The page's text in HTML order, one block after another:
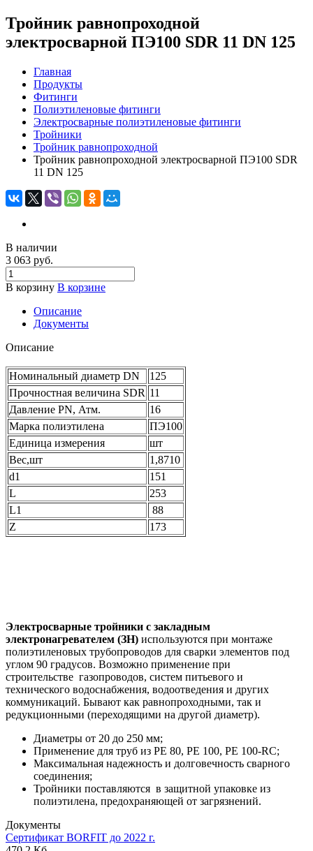
Тройник равнопроходной
электросварной ПЭ100 SDR 11 DN 125
Главная
Продукты
Фитинги
Полиэтиленовые фитинги
Электросварные полиэтиленовые фитинги
Тройники
Тройник равнопроходной
Тройник равнопроходной электросварной ПЭ100 SDR
11 DN 125
В наличии
3 063 руб.
В корзину В корзине
Описание
Документы
Описание
Номинальный диаметр DN
125
Прочностная величина SDR 11
Давление PN, Атм.
16
Марка полиэтилена
ПЭ100
Единица измерения
шт
Вес,шт
1,8710
d1
151
L
253
L1
88
Z
173
Электросварные тройники с закладным
электронагревателем (ЗН) используются при монтаже
полиэтиленовых трубопроводов для сварки элементов под
углом 90 градусов. Возможно применение при
строительстве газопроводов, систем питьевого и
технического водоснабжения, водоотведения и других
коммуникаций. Бывают как равнопроходными, так и
редукционными (переходящими на другой диаметр).
Диаметры от 20 до 250 мм;
Применение для труб из PE 80, PE 100, PE 100-RC;
Максимальная надежность и долговечность сварного
соединения;
Тройники поставляются в защитной упаковке из
полиэтилена, предохраняющей от загрязнений.
Документы
Сертификат BORFIT до 2022 г.